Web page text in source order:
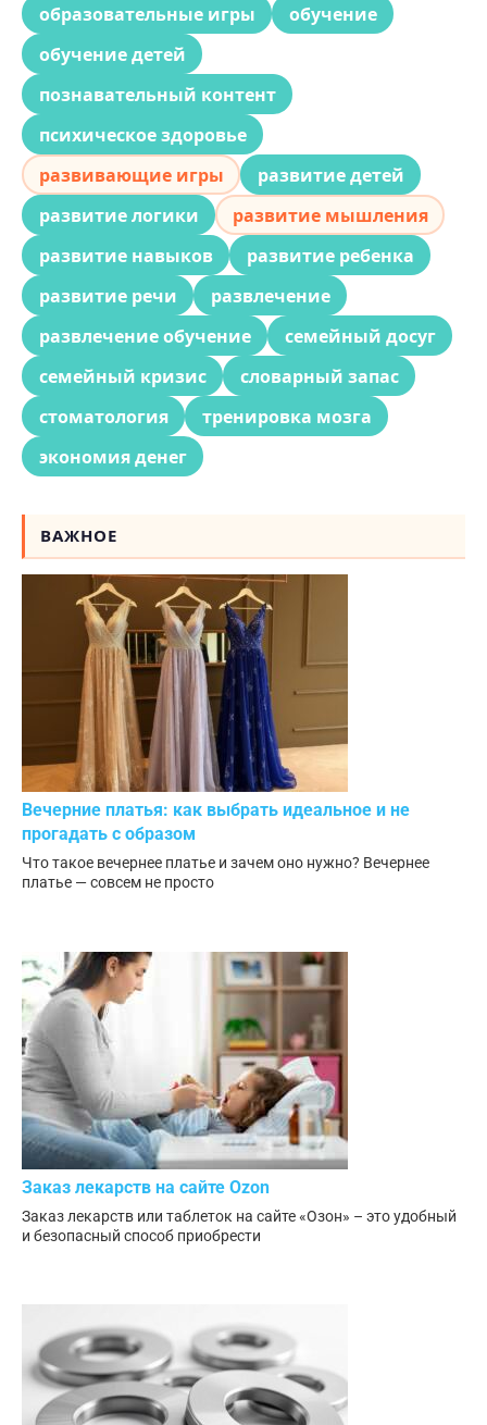
образовательные игры
обучение
обучение детей
познавательный контент
психическое здоровье
развивающие игры
развитие детей
развитие логики
развитие мышления
развитие навыков
развитие ребенка
развитие речи
развлечение
развлечение обучение
семейный досуг
семейный кризис
словарный запас
стоматология
тренировка мозга
экономия денег
ВАЖНОЕ
Вечерние платья: как выбрать идеальное и не
прогадать с образом
Что такое вечернее платье и зачем оно нужно? Вечернее
платье — совсем не просто
Заказ лекарств на сайте Ozon
Заказ лекарств или таблеток на сайте «Озон» – это удобный
и безопасный способ приобрести